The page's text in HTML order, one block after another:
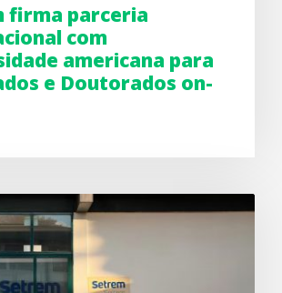
firma parceria
com
americana para
e Doutorados on-